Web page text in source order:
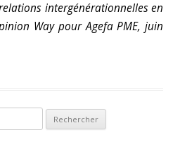
intergénérationnelles en
Way pour Agefa PME, juin